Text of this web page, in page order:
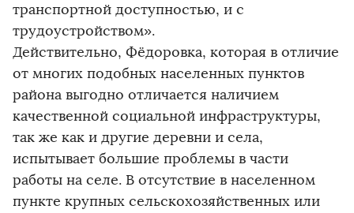
транспортной доступностью, и с
трудоустройством».
Действительно, Фёдоровка, которая в отличие
от многих подобных населенных пунктов
района выгодно отличается наличием
качественной социальной инфраструктуры,
так же как и другие деревни и села,
испытывает большие проблемы в части
работы на селе. В отсутствие в населенном
пункте крупных сельскохозяйственных или